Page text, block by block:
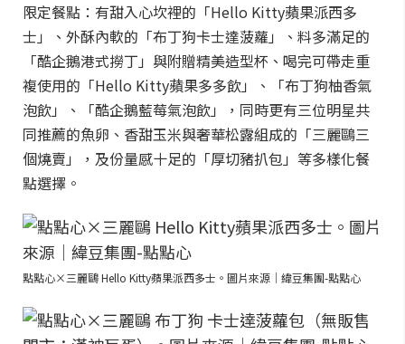
限定餐點：有甜入心坎裡的「Hello Kitty蘋果派西多
士」、外酥內軟的「布丁狗卡士達菠蘿」、料多滿足的
「酷企鵝港式撈丁」與附贈精美造型杯、喝完可帶走重
複使用的「Hello Kitty蘋果多多飲」、「布丁狗柚香氣
泡飲」、「酷企鵝藍莓氣泡飲」，同時更有三位明星共
同推薦的魚卵、香甜玉米與奢華松露組成的「三麗鷗三
個燒賣」，及份量感十足的「厚切豬扒包」等多樣化餐
點選擇。
點點心×三麗鷗 Hello Kitty蘋果派西多士。圖片來源｜緯豆集團-點點心